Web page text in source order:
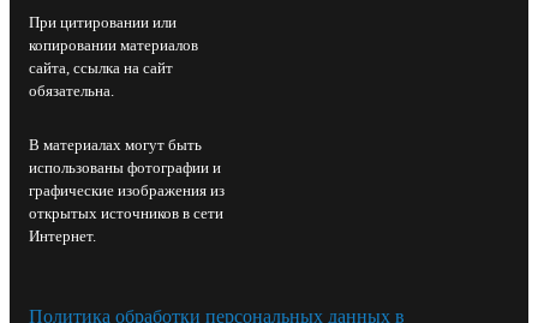
При цитировании или
копировании материалов
сайта, ссылка на сайт
обязательна.
В материалах могут быть
использованы фотографии и
графические изображения из
открытых источников в сети
Интернет.
Политика обработки персональных данных в